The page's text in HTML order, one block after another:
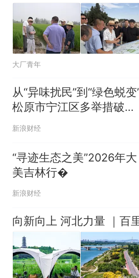
大厂青年
从“异味扰民”到“绿色蜕变
松原市宁江区多举措破解
屠宰企业环保难题
新浪财经
“寻迹生态之美”2026年大
美吉林行�
新浪财经
向新向上 河北力量 ｜百